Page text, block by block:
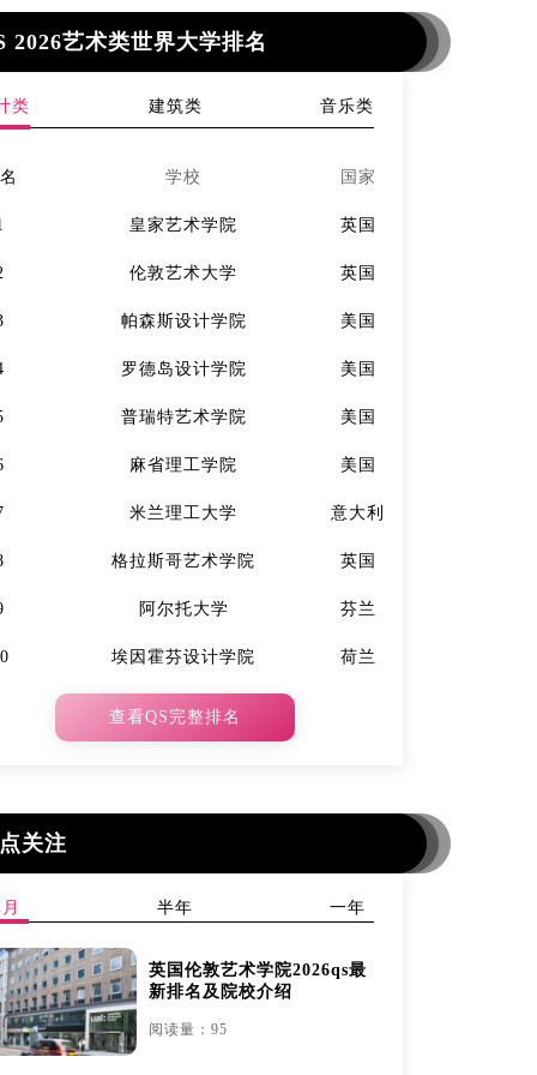
2026艺术类世界大学排名
类 建筑类 音乐类
学校 国家
皇家艺术学院 英国
伦敦艺术大学 英国
帕森斯设计学院 美国
罗德岛设计学院 美国
普瑞特艺术学院 美国
麻省理工学院 美国
米兰理工大学 意大利
格拉斯哥艺术学院 英国
阿尔托大学 芬兰
埃因霍芬设计学院 荷兰
查看QS完整排名
关注
半年 一年
英国伦敦艺术学院2026qs最
新排名及院校介绍
阅读量：95